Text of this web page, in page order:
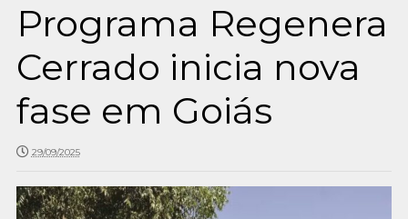
Programa Regenera
Cerrado inicia nova
fase em Goiás
29/09/2025